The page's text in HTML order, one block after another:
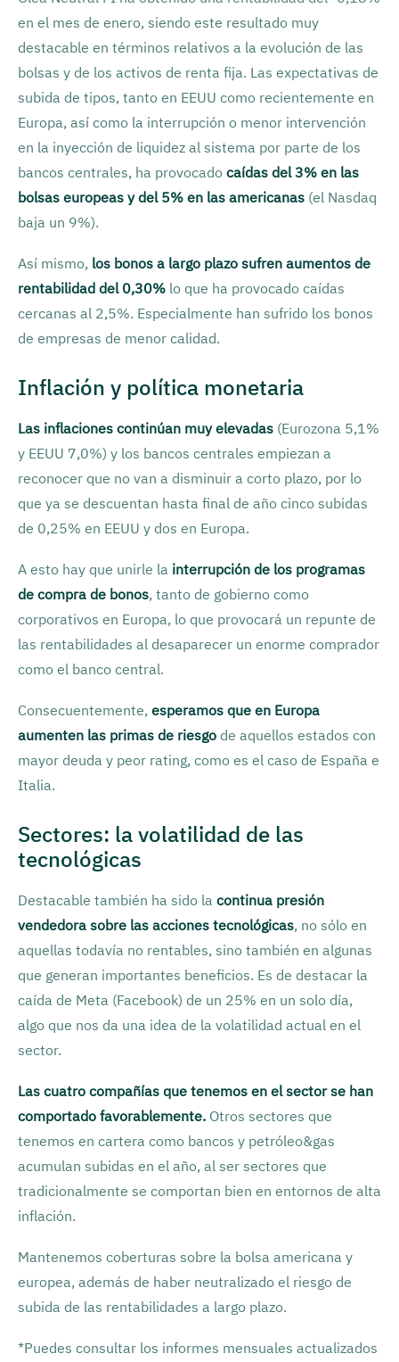
en el mes de enero, siendo este resultado muy
destacable en términos relativos a la evolución de las
bolsas y de los activos de renta fija. Las expectativas de
subida de tipos, tanto en EEUU como recientemente en
Europa, así como la interrupción o menor intervención
en la inyección de liquidez al sistema por parte de los
bancos centrales, ha provocado caídas del 3% en las
bolsas europeas y del 5% en las americanas (el Nasdaq
baja un 9%).
Así mismo, los bonos a largo plazo sufren aumentos de
rentabilidad del 0,30% lo que ha provocado caídas
cercanas al 2,5%. Especialmente han sufrido los bonos
de empresas de menor calidad.
Inflación y política monetaria
Las inflaciones continúan muy elevadas (Eurozona 5,1%
y EEUU 7,0%) y los bancos centrales empiezan a
reconocer que no van a disminuir a corto plazo, por lo
que ya se descuentan hasta final de año cinco subidas
de 0,25% en EEUU y dos en Europa.
A esto hay que unirle la interrupción de los programas
de compra de bonos, tanto de gobierno como
corporativos en Europa, lo que provocará un repunte de
las rentabilidades al desaparecer un enorme comprador
como el banco central.
Consecuentemente, esperamos que en Europa
aumenten las primas de riesgo de aquellos estados con
mayor deuda y peor rating, como es el caso de España e
Italia.
Sectores: la volatilidad de las
tecnológicas
Destacable también ha sido la continua presión
vendedora sobre las acciones tecnológicas, no sólo en
aquellas todavía no rentables, sino también en algunas
que generan importantes beneficios. Es de destacar la
caída de Meta (Facebook) de un 25% en un solo día,
algo que nos da una idea de la volatilidad actual en el
sector.
Las cuatro compañías que tenemos en el sector se han
comportado favorablemente. Otros sectores que
tenemos en cartera como bancos y petróleo&gas
acumulan subidas en el año, al ser sectores que
tradicionalmente se comportan bien en entornos de alta
inflación.
Mantenemos coberturas sobre la bolsa americana y
europea, además de haber neutralizado el riesgo de
subida de las rentabilidades a largo plazo.
*Puedes consultar los informes mensuales actualizados